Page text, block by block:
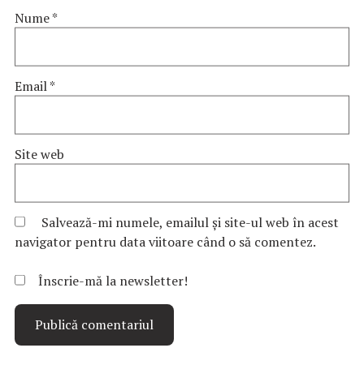
Nume*
Email*
Site web
Salvează-mi numele, emailul și site-ul web în acest
navigator pentru data viitoare când o să comentez.
Înscrie-mă la newsletter!